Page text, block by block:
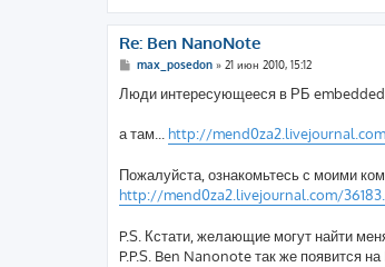
Re: Ben NanoNote
С
о
е
е
max_posedon» 21 июн 2010, 15:12
Люди интересующееся в РБ
а там... http://
Пожалуйста, ознакомьтесь с моими
http://mend0za2.livejournal.com/
P.S. Кстати, желающие могут найти
P.P.S. Ben Nanonote так же появится на